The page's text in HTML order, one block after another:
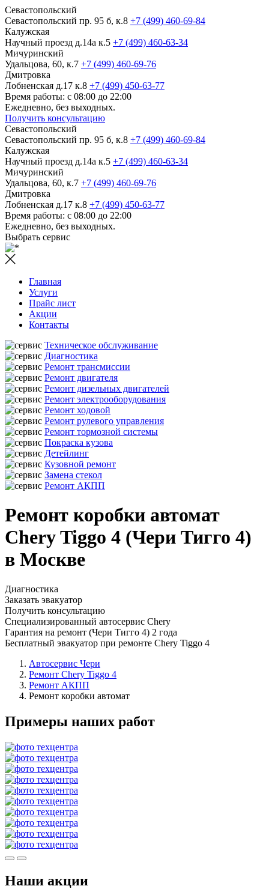
Севастопольский
Севастопольский пр. 95 б, к.8 +7 (499) 460-69-84
Калужская
Научный проезд д.14а к.5 +7 (499) 460-63-34
Мичуринский
Удальцова, 60, к.7 +7 (499) 460-69-76
Дмитровка
Лобненская д.17 к.8 +7 (499) 450-63-77
Время работы: с 08:00 до 22:00
Ежедневно, без выходных.
Получить консультацию
Севастопольский
Севастопольский пр. 95 б, к.8 +7 (499) 460-69-84
Калужская
Научный проезд д.14а к.5 +7 (499) 460-63-34
Мичуринский
Удальцова, 60, к.7 +7 (499) 460-69-76
Дмитровка
Лобненская д.17 к.8 +7 (499) 450-63-77
Время работы: с 08:00 до 22:00
Ежедневно, без выходных.
Выбрать сервис
Главная
Услуги
Прайс лист
Акции
Контакты
Техническое обслуживание
Диагностика
Ремонт трансмиссии
Ремонт двигателя
Ремонт дизельных двигателей
Ремонт электрооборудования
Ремонт ходовой
Ремонт рулевого управления
Ремонт тормозной системы
Покраска кузова
Детейлинг
Кузовной ремонт
Замена стекол
Ремонт АКПП
Ремонт коробки автомат
Chery Tiggo 4 (Чери Тигго 4)
в Москве
Диагностика
Заказать эвакуатор
Получить консультацию
Специализированный автосервис Chery
Гарантия на ремонт (Чери Тигго 4) 2 года
Бесплатный эвакуатор при ремонте Chery Tiggo 4
Автосервис Чери
Ремонт Chery Tiggo 4
Ремонт АКПП
Ремонт коробки автомат
Примеры наших работ
Наши акции